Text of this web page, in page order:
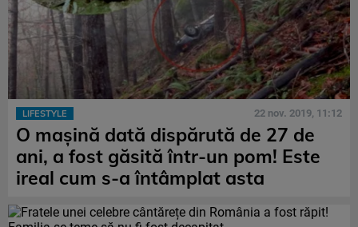
LIFESTYLE 22 nov. 2019, 11:12
O mașină dată dispărută de 27 de
ani, a fost găsită într-un pom! Este
ireal cum s-a întâmplat asta